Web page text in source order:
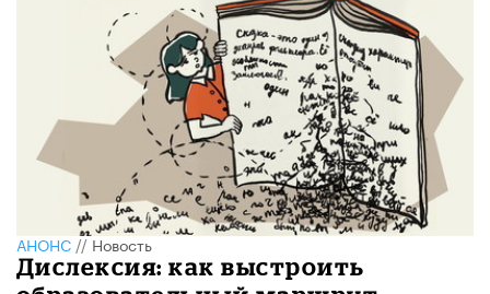
АНОНС//Новость
Дислексия: как выстроить